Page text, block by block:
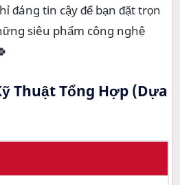
đáng tin cậy để bạn đặt trọn
siêu phẩm công nghệ
Thuật Tổng Hợp (Dựa